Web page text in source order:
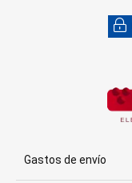
Gastos de envío